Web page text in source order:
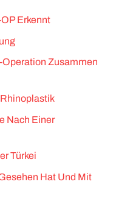
Erkennt
Zusammen
Nach Einer
Türkei
Hat Und Mit